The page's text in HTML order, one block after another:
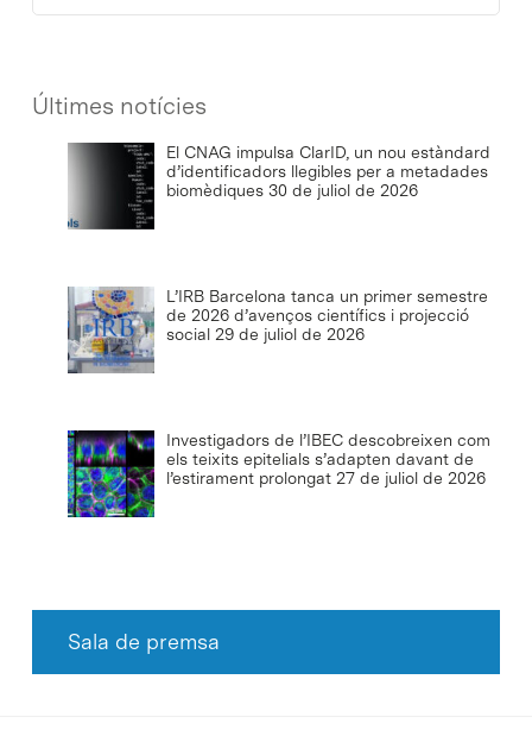
Últimes notícies
El CNAG impulsa ClarID, un nou estàndard
d’identificadors llegibles per a metadades
biomèdiques 30 de juliol de 2026
L’IRB Barcelona tanca un primer semestre
de 2026 d’avenços científics i projecció
social 29 de juliol de 2026
Investigadors de l’IBEC descobreixen com
els teixits epitelials s’adapten davant de
l’estirament prolongat 27 de juliol de 2026
Sala de premsa